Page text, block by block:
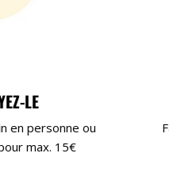
LE
en personne ou
max. 15€